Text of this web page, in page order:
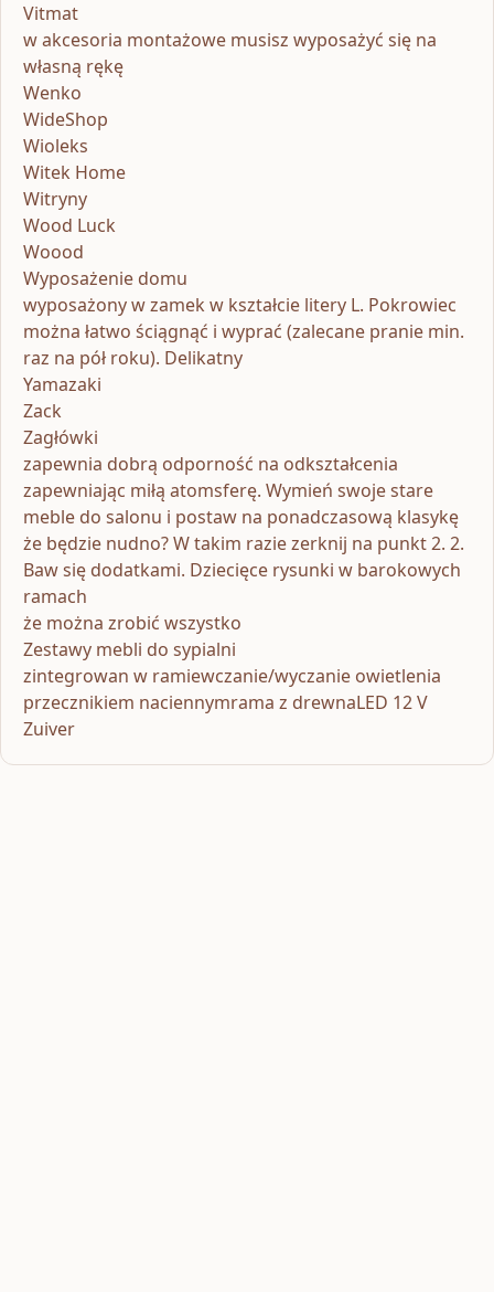
Vitmat
w akcesoria montażowe musisz wyposażyć się na
własną rękę
Wenko
WideShop
Wioleks
Witek Home
Witryny
Wood Luck
Woood
Wyposażenie domu
wyposażony w zamek w kształcie litery L. Pokrowiec
można łatwo ściągnąć i wyprać (zalecane pranie min.
raz na pół roku). Delikatny
Yamazaki
Zack
Zagłówki
zapewnia dobrą odporność na odkształcenia
zapewniając miłą atomsferę. Wymień swoje stare
meble do salonu i postaw na ponadczasową klasykę
że będzie nudno? W takim razie zerknij na punkt 2. 2.
Baw się dodatkami. Dziecięce rysunki w barokowych
ramach
że można zrobić wszystko
Zestawy mebli do sypialni
zintegrowan w ramiewczanie/wyczanie owietlenia
przecznikiem naciennymrama z drewnaLED 12 V
Zuiver